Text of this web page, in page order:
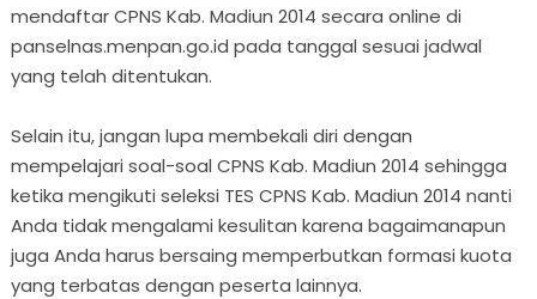
mendaftar CPNS Kab. Madiun 2014 secara online di
panselnas.menpan.go.id pada tanggal sesuai jadwal
yang telah ditentukan.
Selain itu, jangan lupa membekali diri dengan
mempelajari soal-soal CPNS Kab. Madiun 2014 sehingga
ketika mengikuti seleksi TES CPNS Kab. Madiun 2014 nanti
Anda tidak mengalami kesulitan karena bagaimanapun
juga Anda harus bersaing memperbutkan formasi kuota
yang terbatas dengan peserta lainnya.